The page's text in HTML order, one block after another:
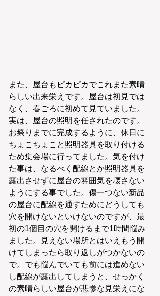
また、屋台もピカピカでこれまた素晴
らしい出来栄えです。屋台は初見では
なく、春ごろに初めて見ていました。
実は、屋台の照明を任されたのです。
お祭りまでに完成するように、休日に
ちょこちょこと照明器具を取り付ける
ため集会場に行ってました。気を付け
た事は、なるべく配線とか照明器具を
露出させずに屋台の雰囲気を壊さない
ようにする事でした。傷一つない新品
の屋台に配線を通すためにどうしても
穴を開けないといけないのですが、最
初の1個目の穴を開けるまで1時間悩み
ました。見えない場所とはいえもう開
けてしまったら取り返しがつかないの
で。でも悩んでいても前には進めない
し配線が露出してしまうと、せっかく
の素晴らしい屋台が悲惨な見栄えにな